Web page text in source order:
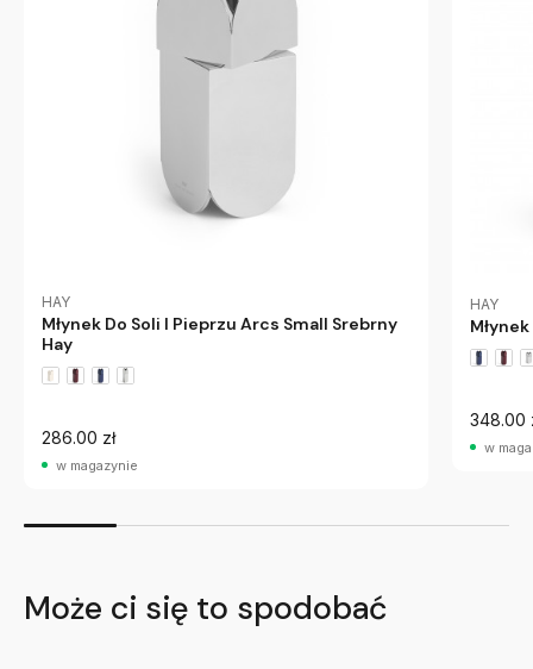
HAY
Młynek Do Soli I Pieprzu Arcs Small Srebrny
Hay
286.00 zł
w magazynie
HAY
348.00
w
Może ci się to spodobać